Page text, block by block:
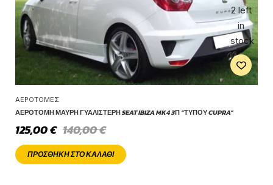
2 left
in
stock
ΑΕΡΟΤΟΜΈΣ
ΑΕΡΟΤΟΜΉ ΜΑΎΡΗ ΓΥΑΛΙΣΤΕΡΉ SEAT IBIZA MK4 3Π “ΤΎΠΟΥ CUPRA”
140,00€
125,00€
ΠΡΟΣΘΉΚΗ ΣΤΟ ΚΑΛΆΘΙ